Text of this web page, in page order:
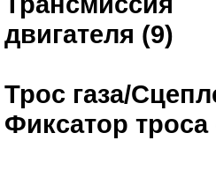
двигателя (9)
Трос газа/
Фиксатор троса